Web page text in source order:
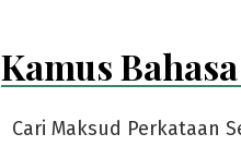
Kamus
Cari Maksud Perkataan